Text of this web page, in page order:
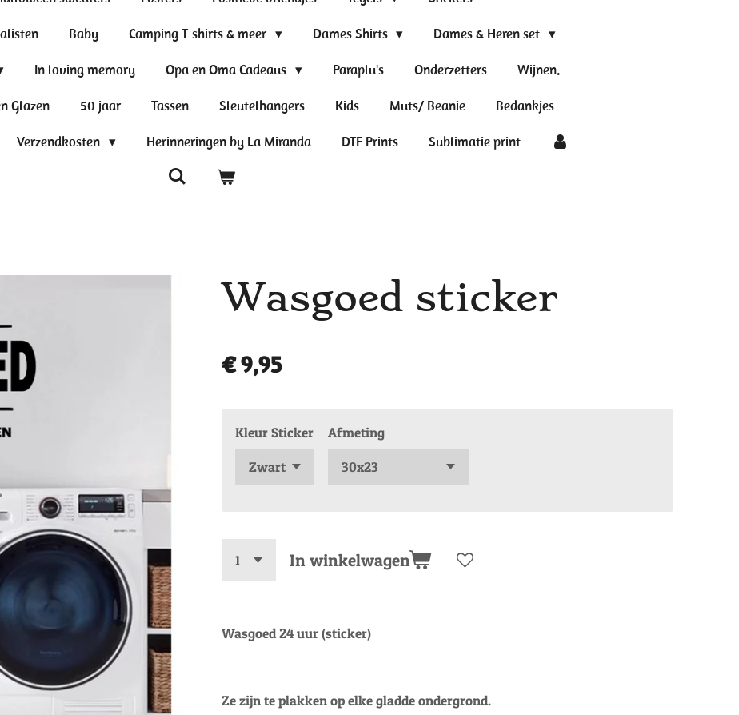
Baby Camping T-shirts & meer Dames Shirts Dames & Heren set
In loving memory Opa en Oma Cadeaus Paraplu's Onderzetters Wijnen.
Glazen 50 jaar Tassen Sleutelhangers Kids Muts/ Beanie Bedankjes
Verzendkosten Herinneringen by La Miranda DTF Prints Sublimatie print
Wasgoed sticker
€ 9,95
Kleur Sticker Afmeting
In winkelwagen
Wasgoed 24 uur (sticker)
Ze zijn te plakken op elke gladde ondergrond.